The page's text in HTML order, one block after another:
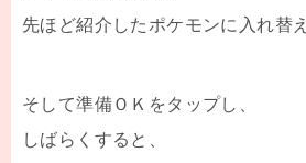
先ほど紹介したポケモンに入れ替
そして準備ＯＫをタップし、
しばらくすると、